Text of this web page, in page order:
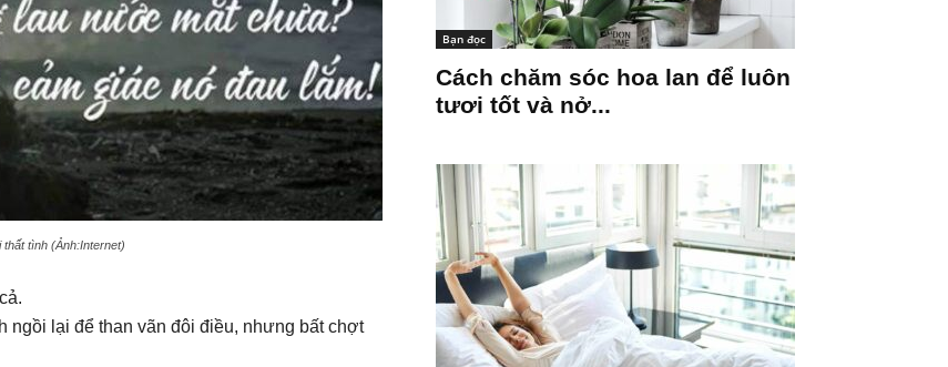
tình (Ảnh:Internet)
ngồi lại để than vãn đôi điều, nhưng bất chợt
Bạn đọc
Cách chăm sóc hoa lan để luôn
tươi tốt và nở...